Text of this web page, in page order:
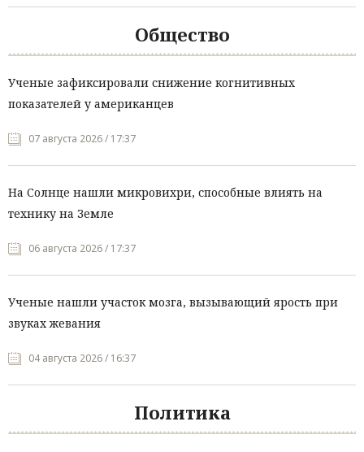
Общество
Ученые зафиксировали снижение когнитивных
показателей у американцев
07 августа 2026 / 17:37
На Солнце нашли микровихри, способные влиять на
технику на Земле
06 августа 2026 / 17:37
Ученые нашли участок мозга, вызывающий ярость при
звуках жевания
04 августа 2026 / 16:37
Политика